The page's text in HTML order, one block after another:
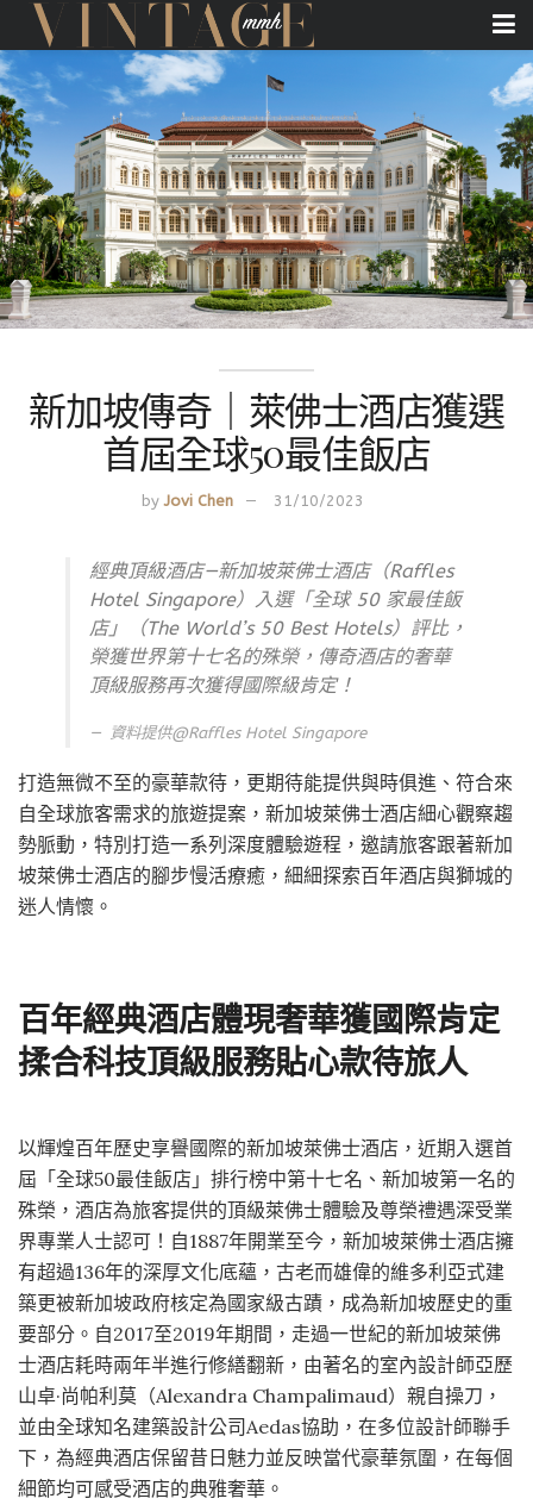
新加坡傳奇｜萊佛士酒店獲選
首屆全球50最佳飯店
by Jovi Chen 31/10/2023
經典頂級酒店—新加坡萊佛士酒店（Raffles
Hotel Singapore）入選「全球 50 家最佳飯
店」（The World’s 50 Best Hotels）評比，
榮獲世界第十七名的殊榮，傳奇酒店的奢華
頂級服務再次獲得國際級肯定！
資料提供@Raffles Hotel Singapore
打造無微不至的豪華款待，更期待能提供與時俱進、符合來
自全球旅客需求的旅遊提案，新加坡萊佛士酒店細心觀察趨
勢脈動，特別打造一系列深度體驗遊程，邀請旅客跟著新加
坡萊佛士酒店的腳步慢活療癒，細細探索百年酒店與獅城的
迷人情懷。
百年經典酒店體現奢華獲國際肯定
揉合科技頂級服務貼心款待旅人
以輝煌百年歷史享譽國際的新加坡萊佛士酒店，近期入選首
屆「全球50最佳飯店」排行榜中第十七名、新加坡第一名的
殊榮，酒店為旅客提供的頂級萊佛士體驗及尊榮禮遇深受業
界專業人士認可！自1887年開業至今，新加坡萊佛士酒店擁
有超過136年的深厚文化底蘊，古老而雄偉的維多利亞式建
築更被新加坡政府核定為國家級古蹟，成為新加坡歷史的重
要部分。自2017至2019年期間，走過一世紀的新加坡萊佛
士酒店耗時兩年半進行修繕翻新，由著名的室內設計師亞歷
山卓·尚帕利莫（Alexandra Champalimaud）親自操刀，
並由全球知名建築設計公司Aedas協助，在多位設計師聯手
下，為經典酒店保留昔日魅力並反映當代豪華氛圍，在每個
細節均可感受酒店的典雅奢華。